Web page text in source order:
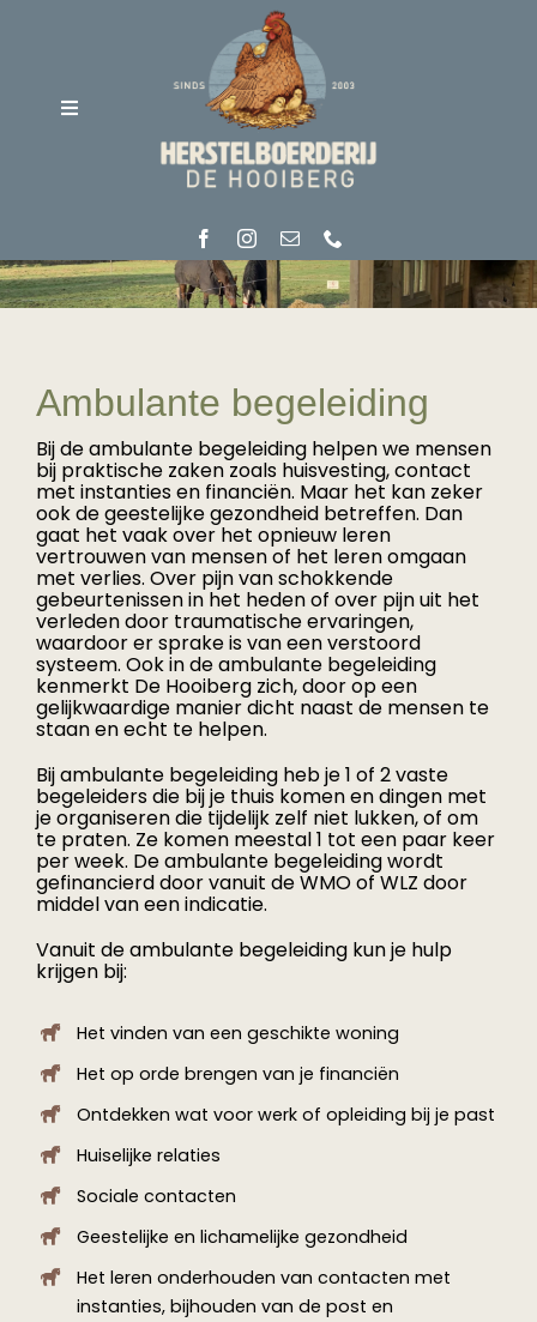
Toggle
Navigation
Home
Soorten zorg
Vacatures
Medewerkers
Contact
Agenda
In het nieuws
Ambulante begeleiding
Bij de ambulante begeleiding helpen we mensen
bij praktische zaken zoals huisvesting, contact
met instanties en financiën. Maar het kan zeker
ook de geestelijke gezondheid betreffen. Dan
gaat het vaak over het opnieuw leren
vertrouwen van mensen of het leren omgaan
met verlies. Over pijn van schokkende
gebeurtenissen in het heden of over pijn uit het
verleden door traumatische ervaringen,
waardoor er sprake is van een verstoord
systeem. Ook in de ambulante begeleiding
kenmerkt De Hooiberg zich, door op een
gelijkwaardige manier dicht naast de mensen te
staan en echt te helpen.
Bij ambulante begeleiding heb je 1 of 2 vaste
begeleiders die bij je thuis komen en dingen met
je organiseren die tijdelijk zelf niet lukken, of om
te praten. Ze komen meestal 1 tot een paar keer
per week. De ambulante begeleiding wordt
gefinancierd door vanuit de WMO of WLZ door
middel van een indicatie.
Vanuit de ambulante begeleiding kun je hulp
krijgen bij:
Het vinden van een geschikte woning
Het op orde brengen van je financiën
Ontdekken wat voor werk of opleiding bij je past
Huiselijke relaties
Sociale contacten
Geestelijke en lichamelijke gezondheid
Het leren onderhouden van contacten met
instanties, bijhouden van de post en